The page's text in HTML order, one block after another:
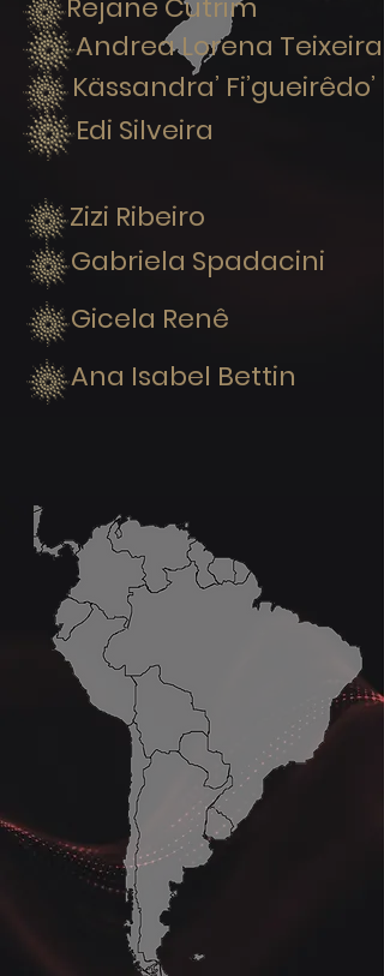
Kässandra’ Fi’gueirêdo’
Rejane Cutrim
Andrea Lorena Teixeira
Edi Silveira
Zizi Ribeiro
Gabriela Spadacini
Gicela Renê
Ana Isabel Bettin